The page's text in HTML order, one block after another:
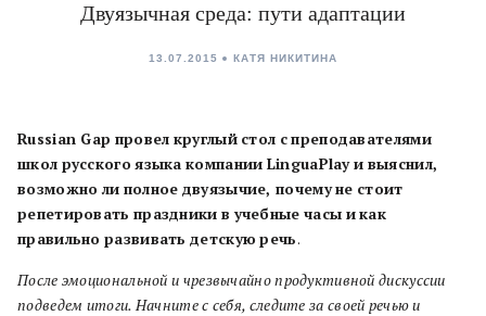
Двуязычная среда: пути адаптации
13.07.2015 КАТЯ НИКИТИНА
Russian Gap провел круглый стол спреподавателями
школ русского языка компании LinguaPlayи выяснил,
возможно ли полное двуязычие, почемуне стоит
репетировать праздники в учебные часы икак
правильно развивать детскую речь.
После эмоциональной и чрезвычайно продуктивной дискуссии
подведем итоги. Начните с себя, следите за своей речью и